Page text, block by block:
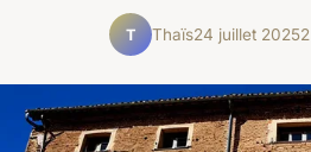
T Thaïs24 juillet 2025